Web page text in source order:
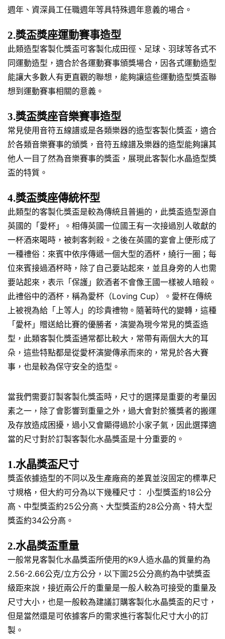
週年、資深員工任職週年等具特殊週年意義的場合。
2.獎盃獎座運動賽事造型
此類造型客製化獎盃可客製化成田徑、足球、羽球等各式不
同運動造型，適合於各運動賽事頒獎場合，因各式運動造型
能讓大多數人有更直觀的聯想，能夠讓這些運動造型獎盃聯
想到運動賽事相關的意義。
3.獎盃獎座音樂賽事造型
常見使用音符五線譜或是各類樂器的造型客製化獎盃，適合
於各類音樂賽事的頒獎，音符五線譜及樂器的造型能夠讓其
他人一目了然為音樂賽事的獎盃，展現此客製化水晶造型獎
盃的特質。
4.獎盃獎座傳統杯型
此類型的客製化獎盃是較為傳統且普遍的，此獎盃造型源自
英國的「愛杯」。相傳英國一位國王有一次接過別人敬獻的
一杯酒來喝時，被刺客刺殺。之後在英國的宴會上便形成了
一種禮俗：來賓中依序傳遞一個大型的酒杯，繞行一圈；每
位來賓接過酒杯時，除了自己要站起來，並且身旁的人也需
要站起來，表示「保護」飲酒者不會像王國一樣被人暗殺。
此禮俗中的酒杯，稱為愛杯（Loving Cup）。愛杯在傳統
上被視為給「上等人」的珍貴禮物。隨著時代的變轉，這種
「愛杯」贈送給比賽的優勝者，演變為現今常見的獎盃造
型，此類客製化獎盃通常都比較大，常帶有兩個大大的耳
朵，這些特點都是從愛杯演變傳承而來的，常見於各大賽
事，也是較為保守安全的造型。
當我們需要訂製客製化獎盃時，尺寸的選擇是重要的考量因
素之一，除了會影響到重量之外，過大會對於獲獎者的搬運
及存放造成困擾，過小又會顯得過於小家子氣，因此選擇適
當的尺寸對於訂製客製化水晶獎盃是十分重要的。
1.水晶獎盃尺寸
獎盃依據造型的不同以及生產廠商的差異並沒固定的標準尺
寸規格，但大約可分為以下幾種尺寸： 小型獎盃約18公分
高、中型獎盃約25公分高、大型獎盃約28公分高、特大型
獎盃約34公分高。
2.水晶獎盃重量
一般常見客製化水晶獎盃所使用的K9人造水晶的質量約為
2.56-2.66公克/立方公分，以下圖25公分高約為中號獎盃
級距來說，接近兩公斤的重量是一般人較為可接受的重量及
尺寸大小，也是一般較為建議訂購客製化水晶獎盃的尺寸，
但是當然還是可依據客戶的需求進行客製化尺寸大小的訂
製。